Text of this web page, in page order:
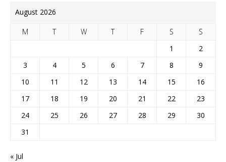
August 2026
M T W T F S
S
1
2
3
4 5 6 7 8
9
10
11 12 13 14 15
16
17
18 19 20 21 22
23
24
25 26 27 28 29
30
31
« Jul